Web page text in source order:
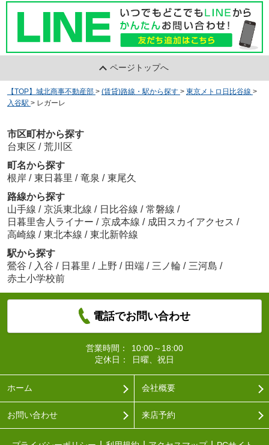
ページトップへ
【TOP】城北商事不動産部 > (賃貸)路線・駅から探す > 東京メトロ日比谷線 >
入谷駅 > レガーレ
市区町村から探す
台東区 / 荒川区
町名から探す
根岸 / 東日暮里 / 竜泉 / 東尾久
路線から探す
山手線 / 京浜東北線 / 日比谷線 / 常磐線 /
日暮里舎人ライナー / 京成本線 / 成田スカイアクセス /
高崎線 / 東北本線 / 東北新幹線
駅から探す
鶯谷 / 入谷 / 日暮里 / 上野 / 田端 / 三ノ輪 / 三河島 /
赤土小学校前
電話でお問い合わせ
営業時間：
10:00～18:00
定休日：
日曜、祝日
ホーム 会社概要
お問い合わせ 来店予約